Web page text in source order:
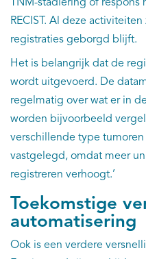
TNM-stadiëring of
RECIST. Al deze
registraties geborgd blijft.
Het is belangrijk dat de
wordt uitgevoerd. De
regelmatig over wat er in
worden bijvoorbeeld
verschillende type
vastgelegd, omdat meer
registreren verhoogt.’
Toekomstige
automatisering
Ook is een verdere